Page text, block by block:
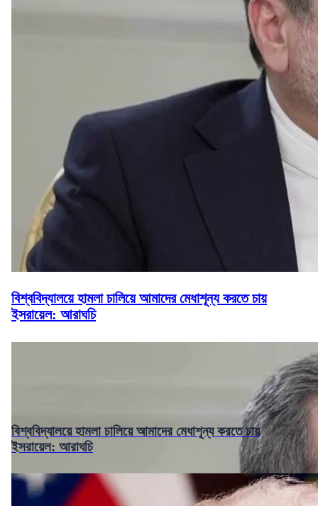
বিশ্ববিদ্যালয়ে হামলা চালিয়ে আমাদের মেধাশূন্য করতে চায়
ইসরায়েল: আরাঘচি
বিশ্ববিদ্যালয়ে হামলা চালিয়ে আমাদের মেধাশূন্য করতে চায়
ইসরায়েল: আরাঘচি